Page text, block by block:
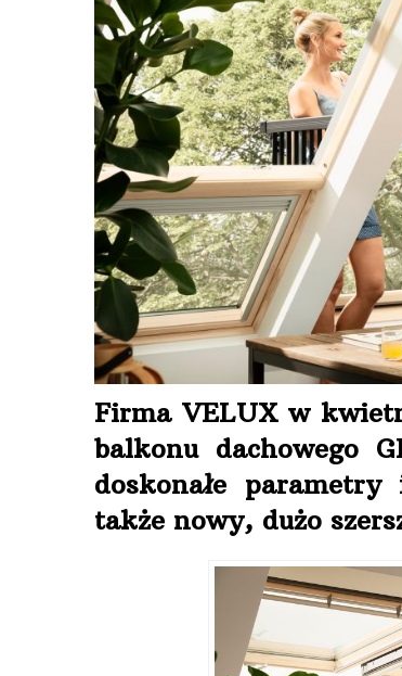
Firma VELUX w
balkonu dachowego
doskonałe
także nowy, dużo